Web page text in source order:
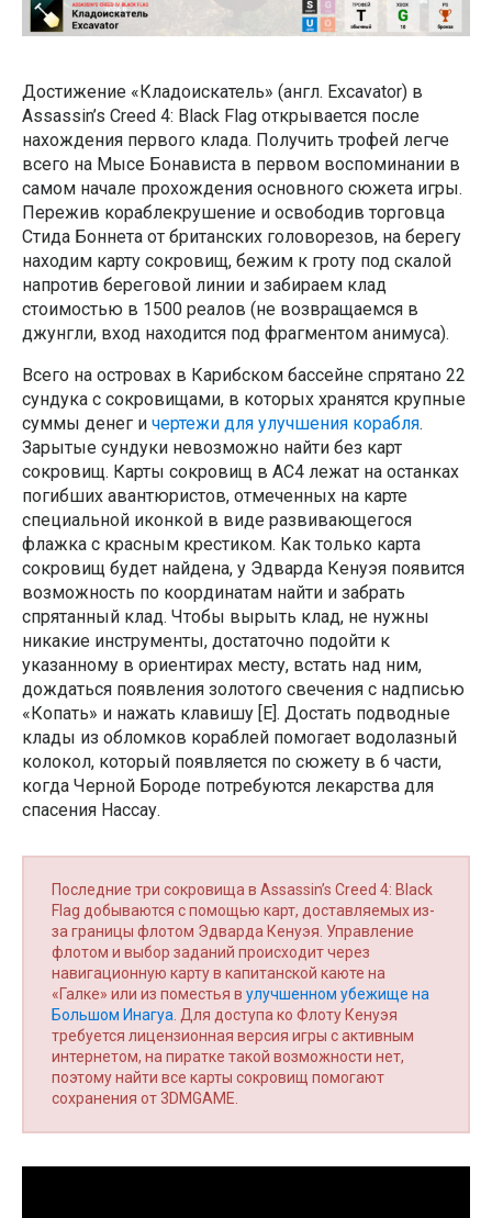
Достижение «Кладоискатель» (англ. Excavator) в
Assassin’s Creed 4: Black Flag открывается после
нахождения первого клада. Получить трофей легче
всего на Мысе Бонависта в первом воспоминании в
самом начале прохождения основного сюжета игры.
Пережив кораблекрушение и освободив торговца
Стида Боннета от британских головорезов, на берегу
находим карту сокровищ, бежим к гроту под скалой
напротив береговой линии и забираем клад
стоимостью в 1500 реалов (не возвращаемся в
джунгли, вход находится под фрагментом анимуса).
Всего на островах в Карибском бассейне спрятано 22
сундука с сокровищами, в которых хранятся крупные
суммы денег и чертежи для улучшения корабля.
Зарытые сундуки невозможно найти без карт
сокровищ. Карты сокровищ в AC4 лежат на останках
погибших авантюристов, отмеченных на карте
специальной иконкой в виде развивающегося
флажка с красным крестиком. Как только карта
сокровищ будет найдена, у Эдварда Кенуэя появится
возможность по координатам найти и забрать
спрятанный клад. Чтобы вырыть клад, не нужны
никакие инструменты, достаточно подойти к
указанному в ориентирах месту, встать над ним,
дождаться появления золотого свечения с надписью
«Копать» и нажать клавишу [E]. Достать подводные
клады из обломков кораблей помогает водолазный
колокол, который появляется по сюжету в 6 части,
когда Черной Бороде потребуются лекарства для
спасения Нассау.
Последние три сокровища в Assassin’s Creed 4: Black
Flag добываются с помощью карт, доставляемых из-
за границы флотом Эдварда Кенуэя. Управление
флотом и выбор заданий происходит через
навигационную карту в капитанской каюте на
«Галке» или из поместья в улучшенном убежище на
Большом Инагуа . Для доступа ко Флоту Кенуэя
требуется лицензионная версия игры с активным
интернетом, на пиратке такой возможности нет,
поэтому найти все карты сокровищ помогают
сохранения от 3DMGAME.